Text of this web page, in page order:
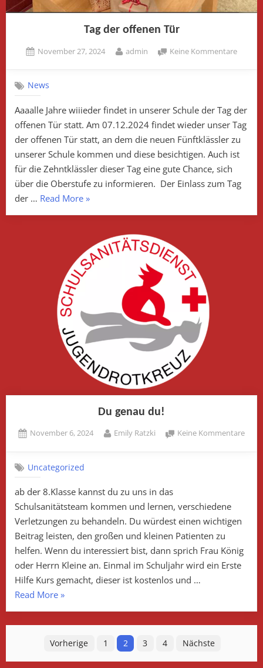
Tag der offenen Tür
Posted
November 27, 2024 By
admin Keine Kommentarezu
News
Aaaalle Jahre wiiieder findet in unserer Schule der Tag der
offenen Tür statt. Am 07.12.2024 findet wieder unser Tag
der offenen Tür statt, an dem die neuen Fünftklässler zu
unserer Schule kommen und diese besichtigen. Auch ist
für die Zehntklässler dieser Tag eine gute Chance, sich
über die Oberstufe zu informieren. Der Einlass zum Tag
der … Read More„Tag
Tür“
»
Du genau du!
Posted
November 6, 2024 By
Emily Ratzki Keine Kommentarezu
Uncategorized
ab der 8.Klasse kannst du zu uns in das
Schulsanitätsteam kommen und lernen, verschiedene
Verletzungen zu behandeln. Du würdest einen wichtigen
Beitrag leisten, den großen und kleinen Patienten zu
helfen. Wenn du interessiert bist, dann sprich Frau König
oder Herrn Kleine an. Einmal im Schuljahr wird ein Erste
Hilfe Kurs gemacht, dieser ist kostenlos und …
Read More„Du
genau
du!“
»
Seitennummerierung
der
Vorherige 1 2 3 4 Nächste